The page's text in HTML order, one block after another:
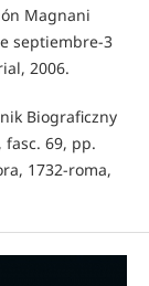
Magnani
septiembre-3
2006.
Biograficzny
69, pp.
1732-roma,